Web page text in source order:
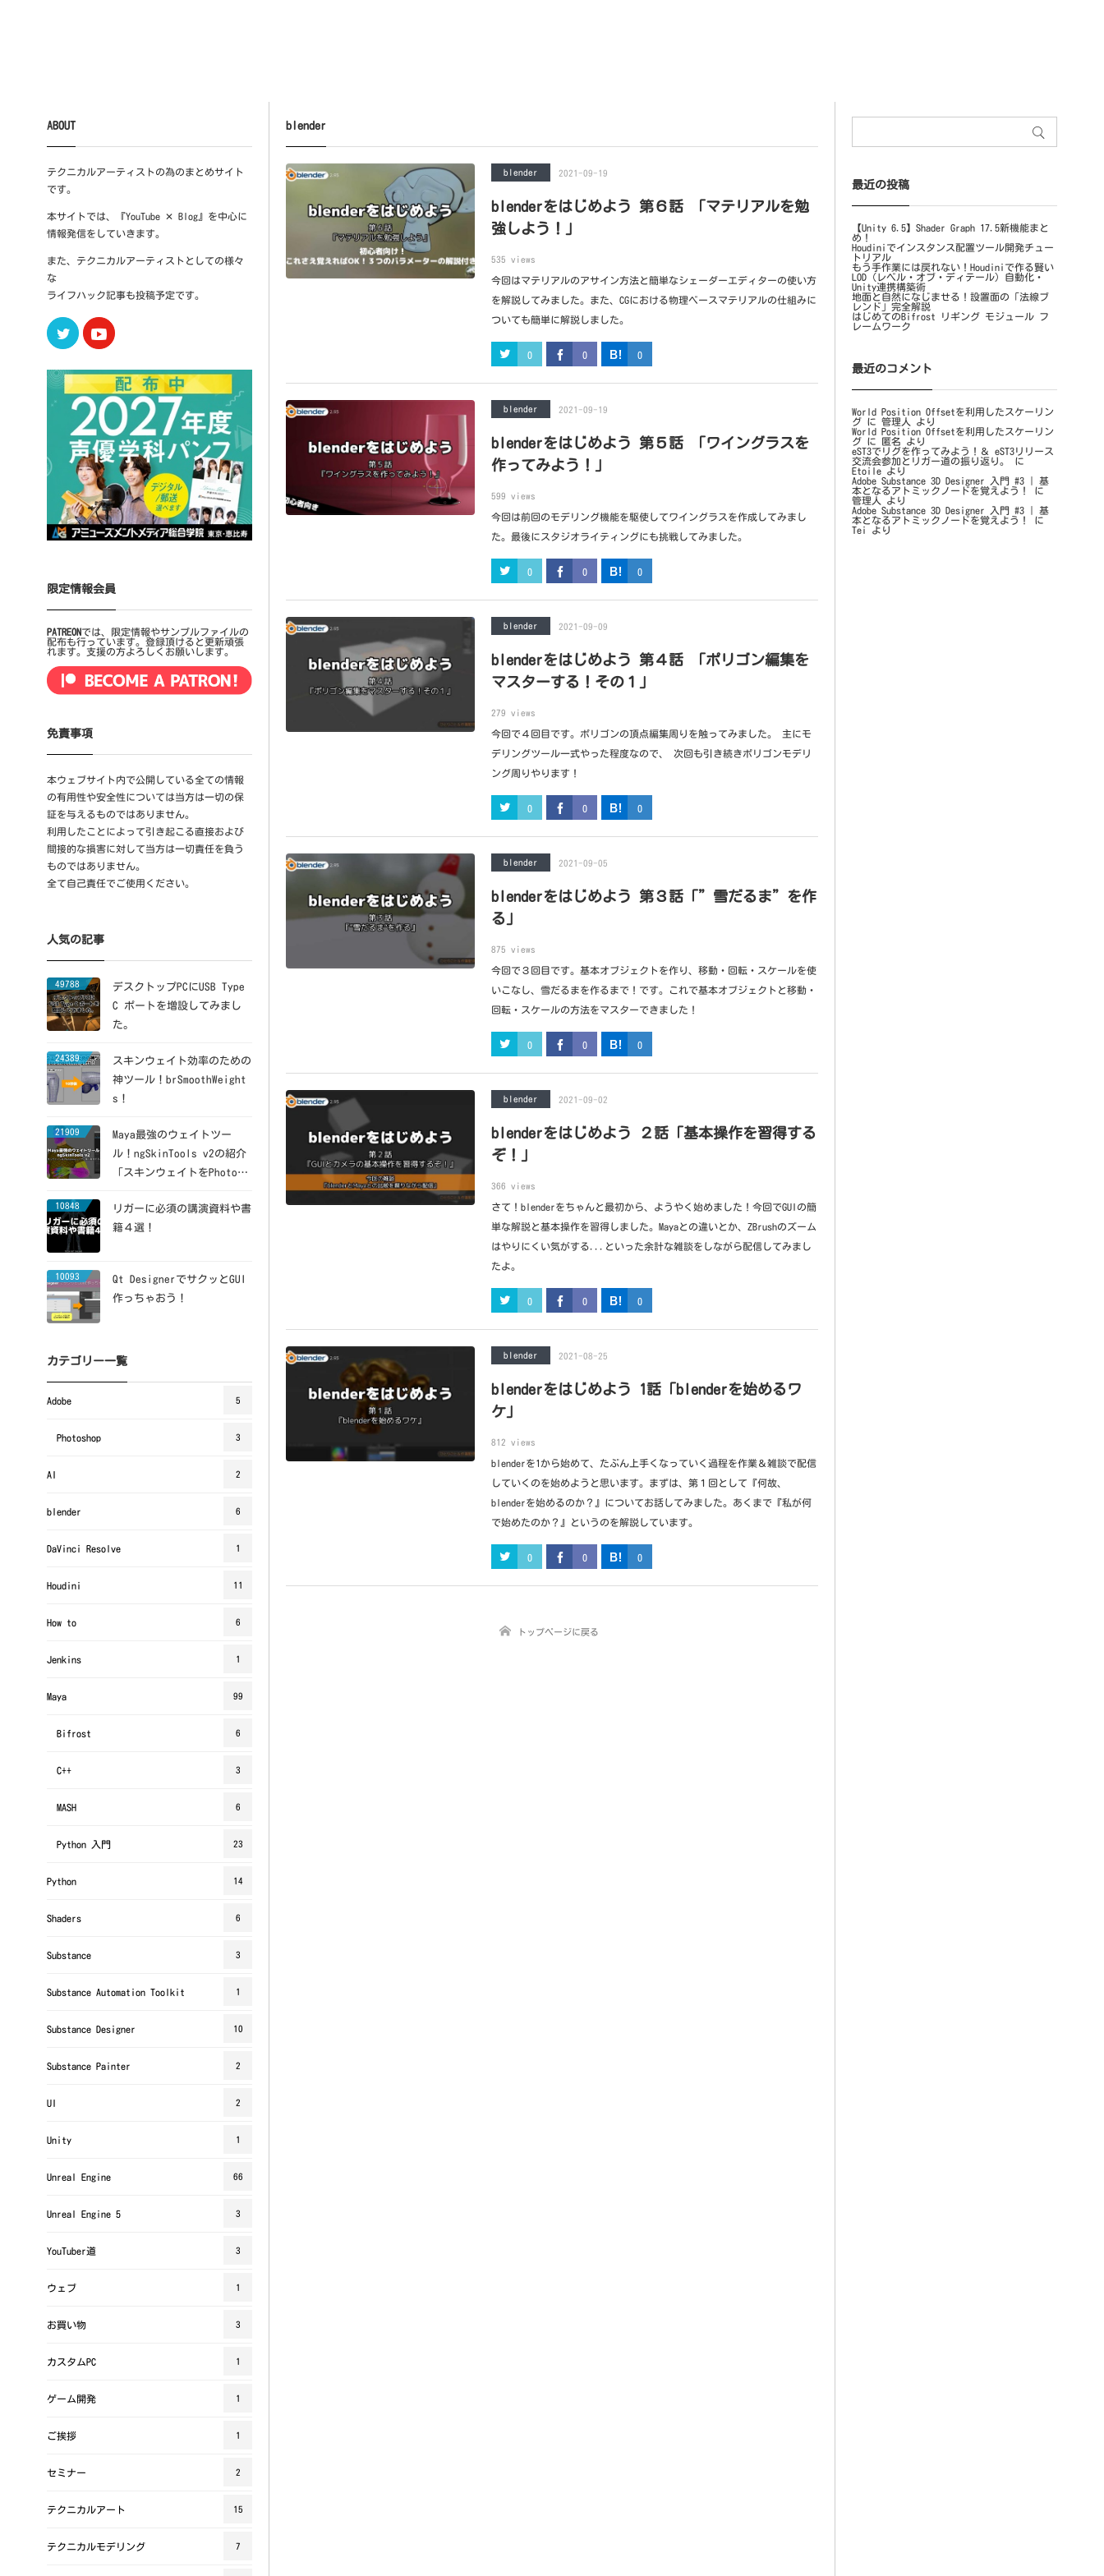
blender
blender 2021-09-19
blenderをはじめよう 第６話 「マテリアルを勉
強しよう！」
535 views
今回はマテリアルのアサイン方法と簡単なシェーダーエディターの使い方
を解説してみました。また、CGにおける物理ベースマテリアルの仕組みに
ついても簡単に解説しました。
0 0 0
blender 2021-09-19
blenderをはじめよう 第５話 「ワイングラスを
作ってみよう！」
599 views
今回は前回のモデリング機能を駆使してワイングラスを作成してみまし
た。最後にスタジオライティングにも挑戦してみました。
0 0 0
blender 2021-09-09
blenderをはじめよう 第４話 「ポリゴン編集を
マスターする！その１」
279 views
今回で４回目です。ポリゴンの頂点編集周りを触ってみました。 主にモ
デリングツール一式やった程度なので、 次回も引き続きポリゴンモデリ
ング周りやります！
0 0 0
blender 2021-09-05
blenderをはじめよう 第３話「”雪だるま”を作
る」
875 views
今回で３回目です。基本オブジェクトを作り、移動・回転・スケールを使
いこなし、雪だるまを作るまで！です。これで基本オブジェクトと移動・
回転・スケールの方法をマスターできました！
0 0 0
blender 2021-09-02
blenderをはじめよう ２話「基本操作を習得する
ぞ！」
366 views
さて！blenderをちゃんと最初から、ようやく始めました！今回でGUIの簡
単な解説と基本操作を習得しました。Mayaとの違いとか、ZBrushのズーム
はやりにくい気がする...といった余計な雑談をしながら配信してみまし
たよ。
0 0 0
blender 2021-08-25
blenderをはじめよう 1話「blenderを始めるワ
ケ」
812 views
blenderを1から始めて、たぶん上手くなっていく過程を作業＆雑談で配信
していくのを始めようと思います。まずは、第１回として『何故、
blenderを始めるのか？』についてお話してみました。あくまで『私が何
で始めたのか？』というのを解説しています。
0 0 0
トップページに戻る
ABOUT
テクニカルアーティストの為のまとめサイト
です。
本サイトでは、『YouTube ✕ Blog』を中心に
情報発信をしていきます。
また、テクニカルアーティストとしての様々
な
ライフハック記事も投稿予定です。
Twitter
限定情報会員
PATREONでは、限定情報やサンプルファイルの
配布も行っています。登録頂けると更新頑張
れます。支援の方よろしくお願いします。
免責事項
本ウェブサイト内で公開している全ての情報
の有用性や安全性については当方は一切の保
証を与えるものではありません。
利用したことによって引き起こる直接および
間接的な損害に対して当方は一切責任を負う
ものではありません。
全て自己責任でご使用ください。
人気の記事
49788
デスクトップPCにUSB Type
C ポートを増設してみまし
た。
24389
スキンウェイト効率のための
神ツール！brSmoothWeight
s！
21909
Maya最強のウェイトツー
ル！ngSkinTools v2の紹介
「スキンウェイトをPhotosh
10848
リガーに必須の講演資料や書
籍４選！
10093
Qt DesignerでサクッとGUI
作っちゃおう！
カテゴリー一覧
Adobe 5
Photoshop 3
AI 2
blender 6
DaVinci Resolve 1
Houdini 11
How to 6
Jenkins 1
Maya 99
Bifrost 6
C++ 3
MASH 6
Python 入門 23
Python 14
Shaders 6
Substance 3
Substance Automation Toolkit 1
Substance Designer 10
Substance Painter 2
UI 2
Unity 1
Unreal Engine 66
Unreal Engine 5 3
YouTuber道 3
ウェブ 1
お買い物 3
カスタムPC 1
ゲーム開発 1
ご挨拶 1
セミナー 2
テクニカルアート 15
テクニカルモデリング 7
最近の投稿
【Unity 6.5】Shader Graph 17.5新機能まと
め！
Houdiniでインスタンス配置ツール開発チュー
トリアル
もう手作業には戻れない！Houdiniで作る賢い
LOD（レベル・オブ・ディテール）自動化・
Unity連携構築術
地面と自然になじませる！設置面の「法線ブ
レンド」完全解説
はじめてのBifrost リギング モジュール フ
レームワーク
最近のコメント
World Position Offsetを利用したスケーリン
グ に 管理人
より
World Position Offsetを利用したスケーリン
グ に 匿名 より
eST3でリグを作ってみよう！＆ eST3リリース
交流会参加とリガー道の振り返り。
に
Etoile より
Adobe Substance 3D Designer 入門 #3 | 基
本となるアトミックノードを覚えよう！
に
管理人
より
Adobe Substance 3D Designer 入門 #3 | 基
本となるアトミックノードを覚えよう！
に
Tei
より